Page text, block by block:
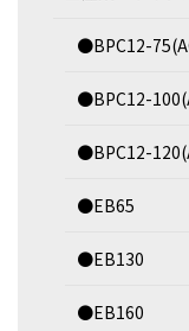
●BPC12-
●BPC12-
●BPC12-
●EB65
●EB130
●EB160